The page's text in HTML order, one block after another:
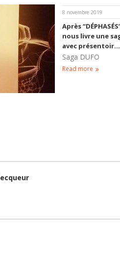
8 novembre 2019
Après
nous livre une
avec présentoir…
Saga DUFO
Read more